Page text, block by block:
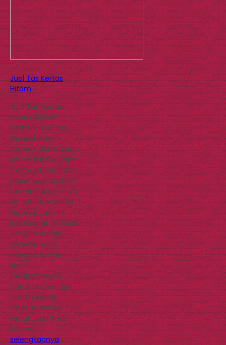
Jual Tas Kertas
Hitam
Jual Tas Kertas
Hitam Mewah
Terbaru Jual tas
kertas hitam
mewah dari bahan
kertas matte paper
/ art cartoon / art
paper bisa custom
ukuran harga mulai
Rp. 3.000/pcs. Tas
kertas hitam ini
juga dapat dipesan
dengan bahan
recycle, yaitu
dengan kertas
kraft
(white/brown).
Untuk ukuran dan
desain bebas
dipesan sesuai
kebutuhan Anda –
karena…
selengkapnya